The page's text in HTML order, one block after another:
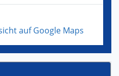
auf Google Maps